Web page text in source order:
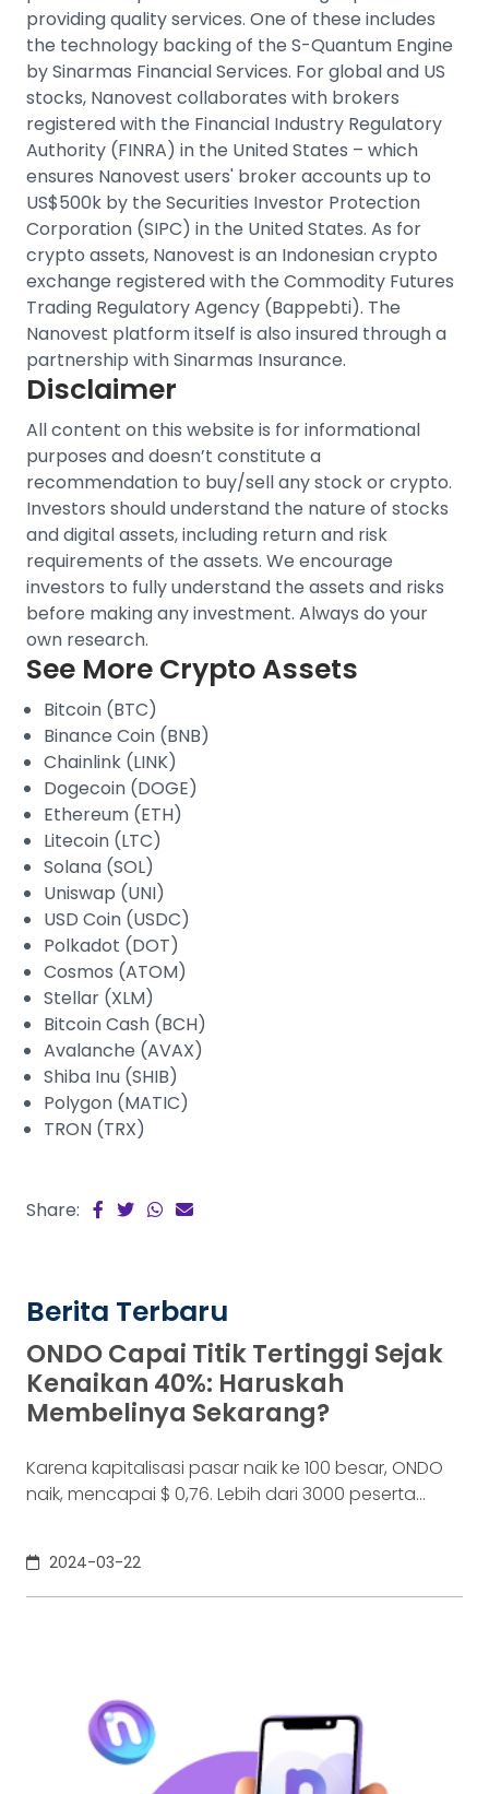
providing quality services. One of these includes
the technology backing of the S-Quantum Engine
by Sinarmas Financial Services. Forglobal and US
stocks, Nanovest collaborates with brokers
registered with the Financial Industry Regulatory
Authority (FINRA) in the United States – which
ensures Nanovest users' broker accounts up to
US$500k by the Securities Investor Protection
Corporation (SIPC) in the United States. As for
crypto assets, Nanovest is an Indonesian crypto
exchange registered with the Commodity Futures
Trading Regulatory Agency (Bappebti). The
Nanovest platform itself is also insured through a
partnership with Sinarmas Insurance.
Disclaimer
All content on this website is for informational
purposes and doesn’t constitute a
recommendation to buy/sell any stock or crypto.
Investors should understand the nature of stocks
and digital assets, including return and risk
requirements of the assets. We encourage
investors to fully understand the assets and risks
before making any investment. Always do your
own research.
See More Crypto Assets
Bitcoin (BTC)
Binance Coin (BNB)
Chainlink (LINK)
Dogecoin (DOGE)
Ethereum (ETH)
Litecoin (LTC)
Solana (SOL)
Uniswap (UNI)
USD Coin (USDC)
Polkadot (DOT)
Cosmos (ATOM)
Stellar (XLM)
Bitcoin Cash (BCH)
Avalanche (AVAX)
Shiba Inu (SHIB)
Polygon (MATIC)
TRON (TRX)
Share:
Berita Terbaru
ONDO Capai Titik Tertinggi Sejak
Kenaikan 40%: Haruskah
Membelinya Sekarang?
Karena kapitalisasi pasar naik ke 100 besar, ONDO
naik, mencapai $ 0,76. Lebih dari 3000 peserta
2024-03-22